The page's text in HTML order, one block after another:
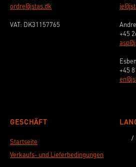
ordre@jstas.dk
VAT: DK31157765
+45
+45
GESCHÄFT
Startseite
Verkaufs- und Lieferbedingungen